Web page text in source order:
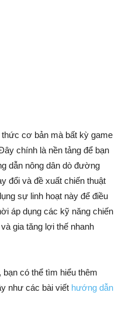
cơ bản mà bất kỳ game
chính là nền tảng để bạn
dẫn nông dân dò đường
đổi và đề xuất chiến thuật
sự linh hoạt này để điều
áp dụng các kỹ năng chiến
gia tăng lợi thế nhanh
có thể tìm hiểu thêm
như các bài viết hướng dẫn